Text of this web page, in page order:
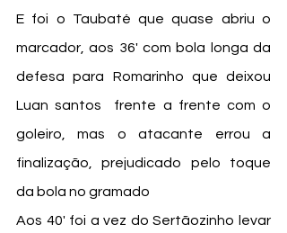
E foi o Taubaté que quase abriu o
marcador, aos 36' com bola longa da
defesa para Romarinho que deixou
Luan santos  frente a frente com o
goleiro, mas o atacante errou a
finalização, prejudicado pelo toque
da bola no gramado
Aos 40' foi a vez do Sertãozinho levar